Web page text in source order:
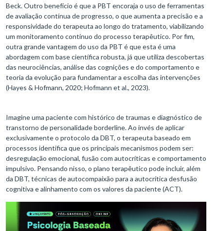
Beck. Outro benefício é que a PBT encoraja o uso de ferramentas
de avaliação contínua de progresso, o que aumenta a precisão e a
responsividade do terapeuta ao longo do tratamento, viabilizando
um monitoramento contínuo do processo terapêutico. Por fim,
outra grande vantagem do uso da PBT é que esta é uma
abordagem com base científica robusta, já que utiliza descobertas
das neurociências, análise das cognições e do comportamento e
teoria da evolução para fundamentar a escolha das intervenções
(Hayes & Hofmann, 2020; Hofmann et al., 2023).
Imagine uma paciente com histórico de traumas e diagnóstico de
transtorno de personalidade borderline. Ao invés de aplicar
exclusivamente o protocolo da DBT, o terapeuta baseado em
processos identifica que os principais mecanismos podem ser:
desregulação emocional, fusão com autocríticas e comportamento
impulsivo. Pensando nisso, o plano terapêutico pode incluir, além
da DBT, técnicas de autocompaixão para a autocrítica desfusão
cognitiva e alinhamento com os valores da paciente (ACT).